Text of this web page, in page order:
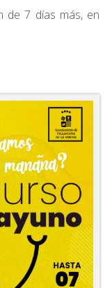
de 7 días más, en